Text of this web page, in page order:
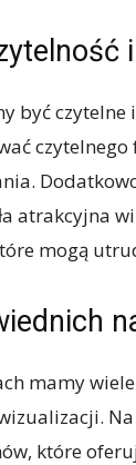
być czytelne
atrakcyjna
mogą
mamy
które